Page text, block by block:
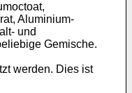
Aluminium-
und
Gemische.
werden. Dies ist